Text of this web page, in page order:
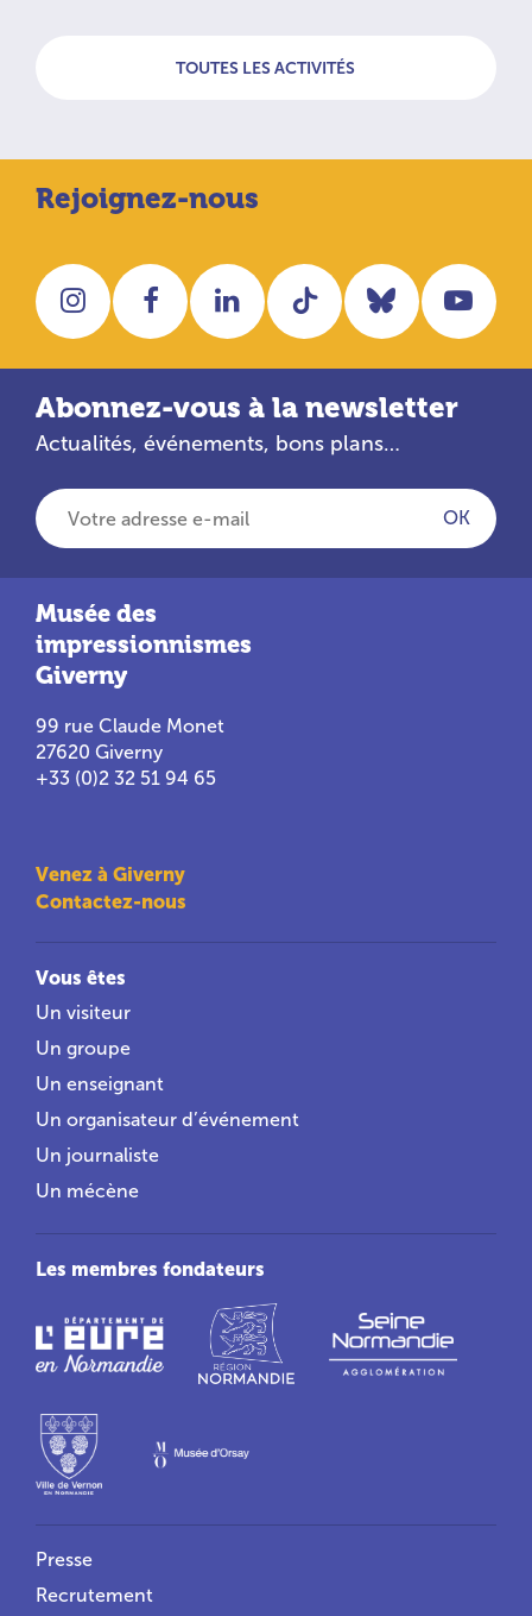
TOUTES LES ACTIVITÉS
Rejoignez-nous
InstagramFacebookLinkedInTiktok Bluesky
Abonnez-vous à la newsletter
Actualités, événements, bons plans…
Votre adresse e-mail
OK
Musée des
impressionnismes
Giverny
99 rue Claude Monet
27620 Giverny
+33 (0)2 32 51 94 65
Venez à Giverny
Contactez-nous
Vous êtes
Un visiteur
Un groupe
Un enseignant
Un organisateur d’événement
Un journaliste
Un mécène
Les membres fondateurs
Liens utiles
Presse
Recrutement